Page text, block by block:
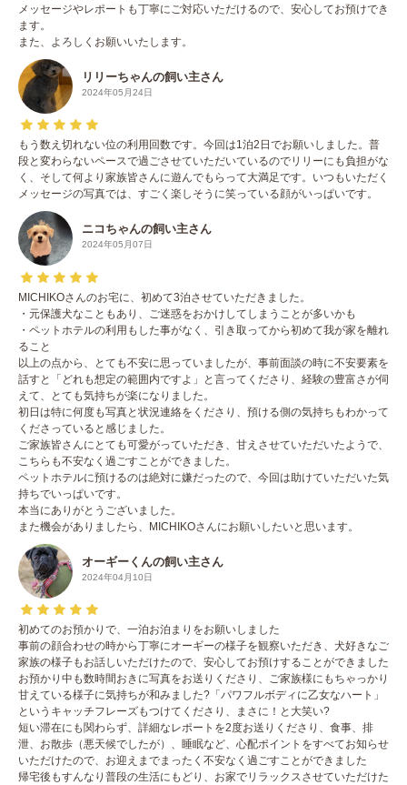
メッセージやレポートも丁寧にご対応いただけるので、安心してお預けでき
ます。
また、よろしくお願いいたします。
リリーちゃんの飼い主さん
2024年05月24日
もう数え切れない位の利用回数です。今回は1泊2日でお願いしました。普
段と変わらないペースで過ごさせていただいているのでリリーにも負担がな
く、そして何より家族皆さんに遊んでもらって大満足です。いつもいただく
メッセージの写真では、すごく楽しそうに笑っている顔がいっぱいです。
ニコちゃんの飼い主さん
2024年05月07日
MICHIKOさんのお宅に、初めて3泊させていただきました。
・元保護犬なこともあり、ご迷惑をおかけしてしまうことが多いかも
・ペットホテルの利用もした事がなく、引き取ってから初めて我が家を離れ
ること
以上の点から、とても不安に思っていましたが、事前面談の時に不安要素を
話すと「どれも想定の範囲内ですよ」と言ってくださり、経験の豊富さが伺
えて、とても気持ちが楽になりました。
初日は特に何度も写真と状況連絡をくださり、預ける側の気持ちもわかって
くださっていると感じました。
ご家族皆さんにとても可愛がっていただき、甘えさせていただいたようで、
こちらも不安なく過ごすことができました。
ペットホテルに預けるのは絶対に嫌だったので、今回は助けていただいた気
持ちでいっぱいです。
本当にありがとうございました。
また機会がありましたら、MICHIKOさんにお願いしたいと思います。
オーギーくんの飼い主さん
2024年04月10日
初めてのお預かりで、一泊お泊まりをお願いしました
事前の顔合わせの時から丁寧にオーギーの様子を観察いただき、犬好きなご
家族の様子もお話しいただけたので、安心してお預けすることができました
お預かり中も数時間おきに写真をお送りくださり、ご家族様にもちゃっかり
甘えている様子に気持ちが和みました?「パワフルボディに乙女なハート」
というキャッチフレーズもつけてくださり、まさに！と大笑い?
短い滞在にも関わらず、詳細なレポートを2度お送りくださり、食事、排
泄、お散歩（悪天候でしたが）、睡眠など、心配ポイントをすべてお知らせ
いただけたので、お迎えまでまったく不安なく過ごすことができました
帰宅後もすんなり普段の生活にもどり、お家でリラックスさせていただけた